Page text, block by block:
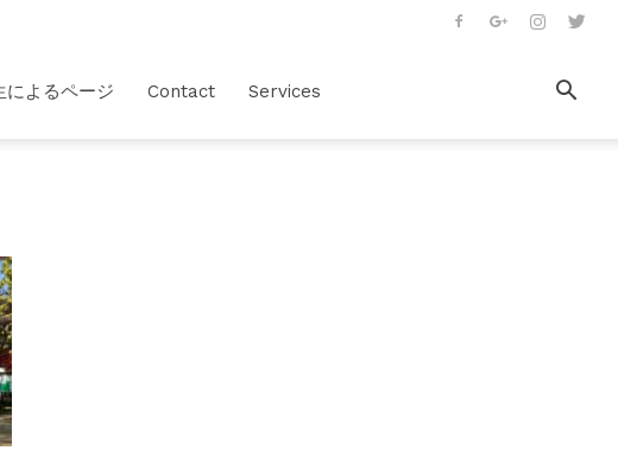
によるページ Contact Services